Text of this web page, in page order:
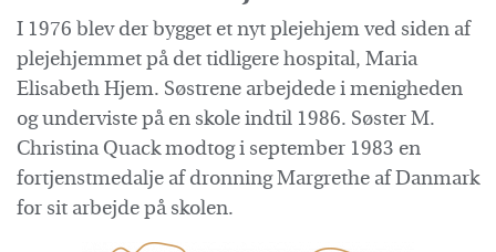
I 1976 blev der bygget et nyt plejehjem ved siden af
plejehjemmet på det tidligere hospital, Maria
Elisabeth Hjem. Søstrene arbejdede i menigheden
og underviste på en skole indtil 1986. Søster M.
Christina Quack modtog i september 1983 en
fortjenstmedalje af dronning Margrethe af Danmark
for sit arbejde på skolen.